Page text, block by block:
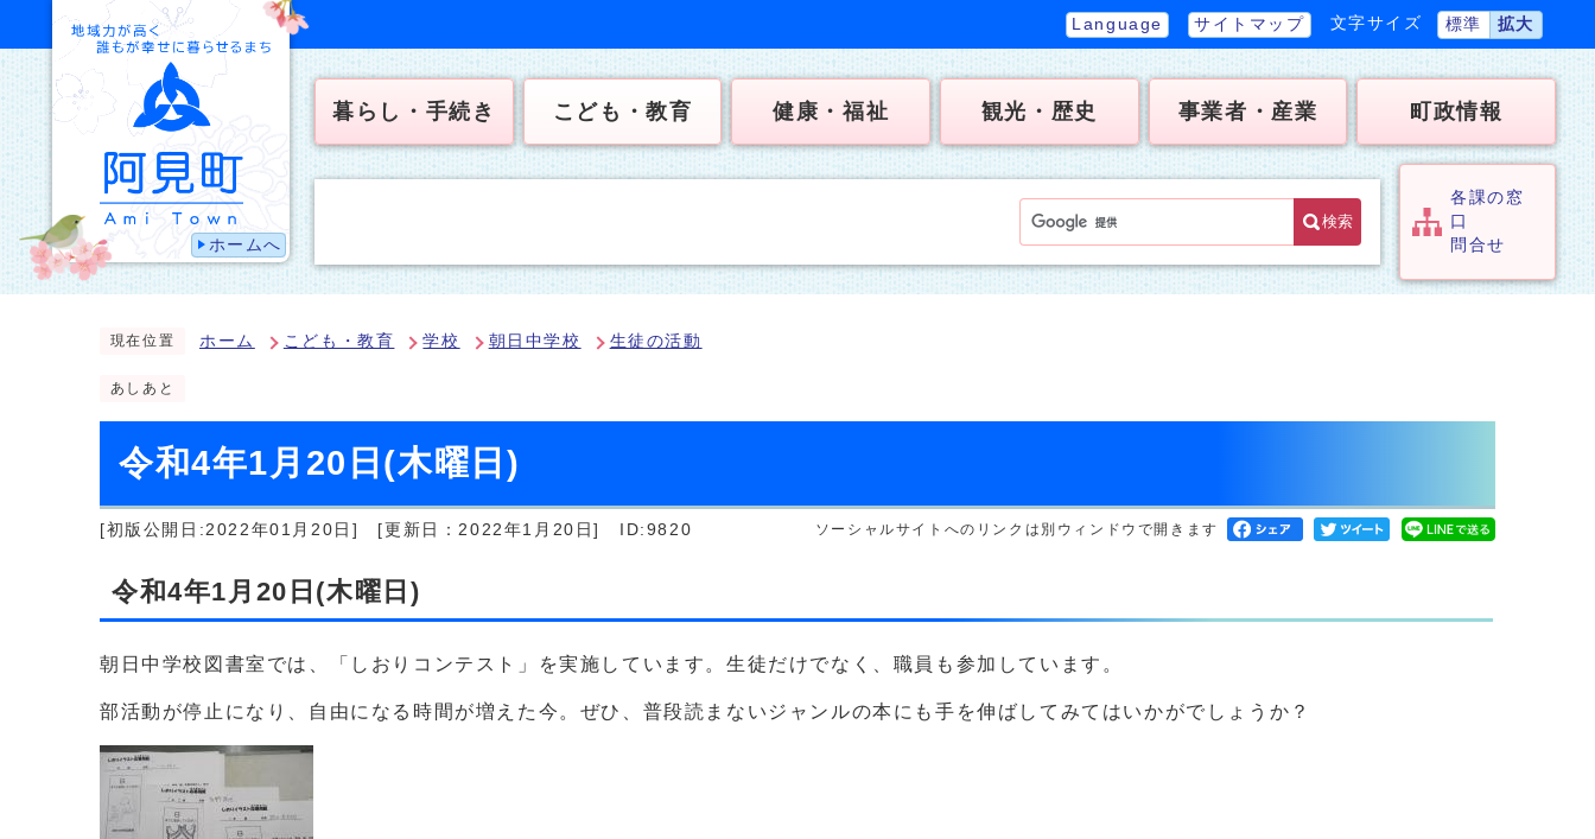
ホームへ
Language サイトマップ 文字サイズ 標準 拡大
暮らし・手続き こども・教育 健康・福祉 観光・歴史 事業者・産業 町政情報
検索
各課の窓
口
問合せ
現在位置 ホーム こども・教育 学校 朝日中学校 生徒の活動
あしあと
令和4年1月20日(木曜日)
[初版公開日:2022年01月20日] [更新日：2022年1月20日] ID:9820 ソーシャルサイトへのリンクは別ウィンドウで開きます
令和4年1月20日(木曜日)
朝日中学校図書室では、「しおりコンテスト」を実施しています。生徒だけでなく、職員も参加しています。
部活動が停止になり、自由になる時間が増えた今。ぜひ、普段読まないジャンルの本にも手を伸ばしてみてはいかがでしょうか？